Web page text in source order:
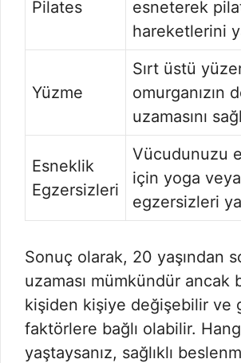
Pilates
esneterek
hareketlerini
Yüzme
Sırt üstü
omurganızın
uzamasını
Esneklik
Egzersizleri
Vücudunuzu
için yoga
egzersizleri
Sonuç olarak, 20 yaşından
uzaması mümkündür ancak
kişiden kişiye değişebilir ve
faktörlere bağlı olabilir.
yaştaysanız, sağlıklı